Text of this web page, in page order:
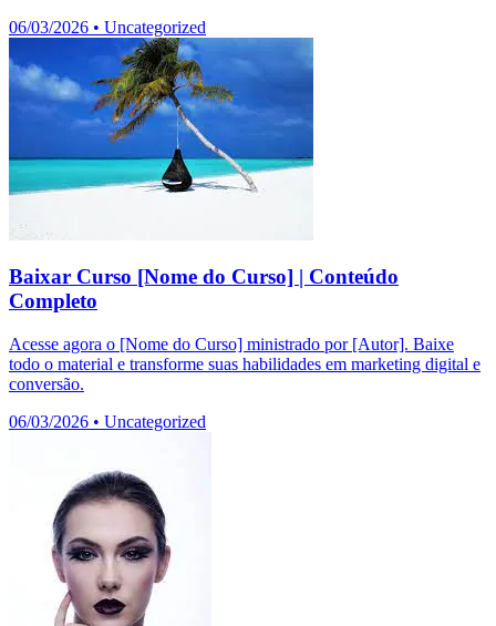
06/03/2026 • Uncategorized
Baixar Curso [Nome do Curso] | Conteúdo
Completo
Acesse agora o [Nome do Curso] ministrado por [Autor]. Baixe
todo o material e transforme suas habilidades em marketing digital e
conversão.
06/03/2026 • Uncategorized